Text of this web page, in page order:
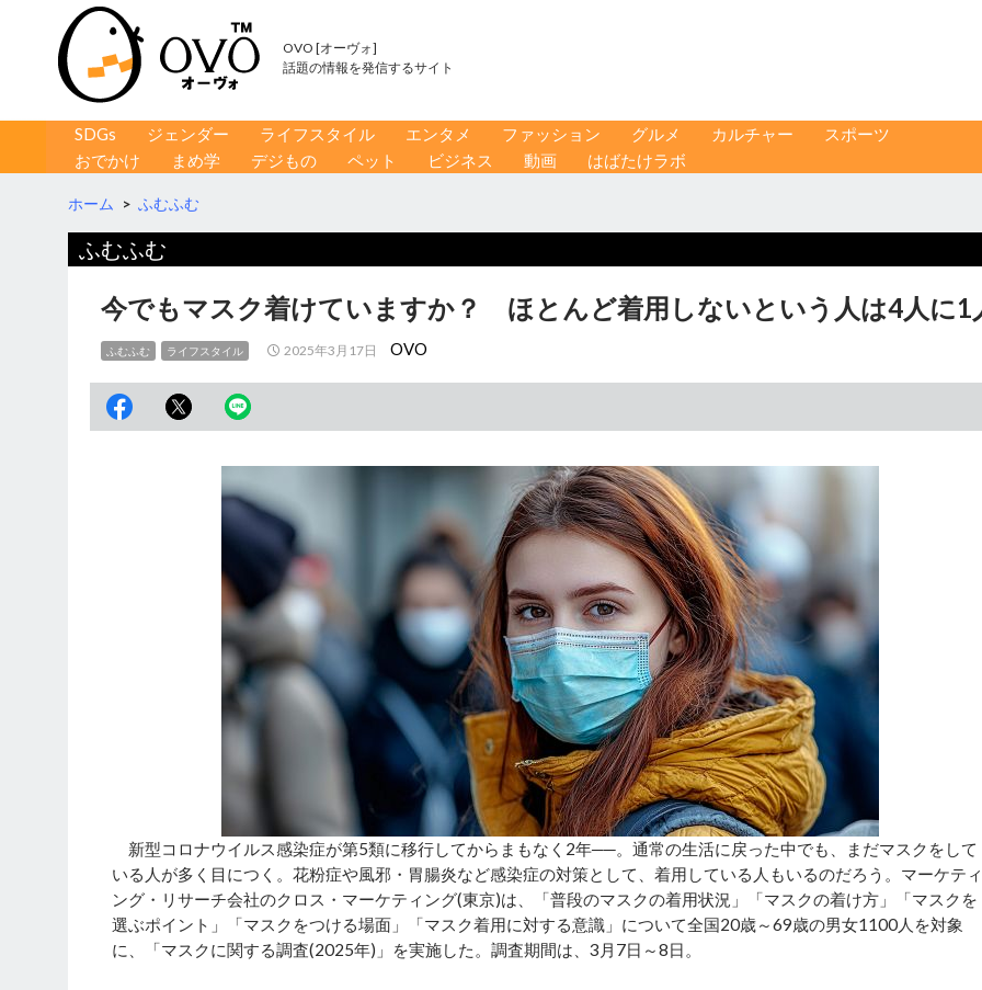
OVO [オーヴォ]
話題の情報を発信するサイト
コンテンツへ移動
SDGs ジェンダー ライフスタイル エンタメ ファッション グルメ カルチャー
スポーツ
おでかけ
まめ学 デジもの ペット ビジネス 動画 はばたけラボ
ホーム > ふむふむ
ふむふむ
今でもマスク着けていますか？ ほとんど着用しないという人は4人に1
ふむふむ ライフスタイル 2025年3月17日 OVO
新型コロナウイルス感染症が第5類に移行してからまもなく2年──。通常の生活に戻った中でも、まだマスクをして
いる人が多く目につく。花粉症や風邪・胃腸炎など感染症の対策として、着用している人もいるのだろう。マーケティ
ング・リサーチ会社のクロス・マーケティング(東京)は、「普段のマスクの着用状況」「マスクの着け方」「マスクを
選ぶポイント」「マスクをつける場面」「マスク着用に対する意識」について全国20歳～69歳の男女1100人を対象
に、「マスクに関する調査(2025年)」を実施した。調査期間は、3月7日～8日。